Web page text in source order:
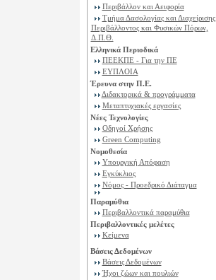
Περιβάλλον και Αειφορία
Τμήμα Δασολογίας και Διαχείρισης
Περιβάλλοντος και Φυσικών Πόρων,
Δ.Π.Θ.
Ελληνικά Περιοδικά
ΠΕΕΚΠΕ - Για την ΠΕ
ΕΥΠΛΟΙΑ
Έρευνα στην Π.Ε.
Διδακτορικά & προγράμματα
Μεταπτυχιακές εργασίες
Νέες Τεχνολογίες
Οδηγοί Χρήσης
Green Computing
Νομοθεσία
Υπουργική Απόφαση
Εγκύκλιος
Νόμος - Προεδρικό Διάταγμα
Παραμύθια
Περιβαλλοντικά παραμύθια
Περιβαλλοντικές μελέτες
Κείμενα
Βάσεις Δεδομένων
Βάσεις Δεδομένων
Ήχοι ζώων και πουλιών